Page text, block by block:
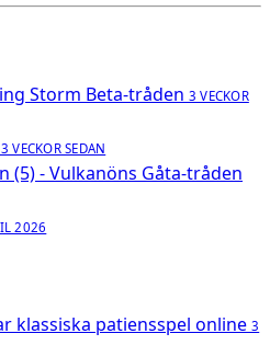
Storm Beta-tråden 3 VECKOR
3 VECKOR SEDAN
(5) - Vulkanöns Gåta-tråden
2026
klassiska patiensspel online 3